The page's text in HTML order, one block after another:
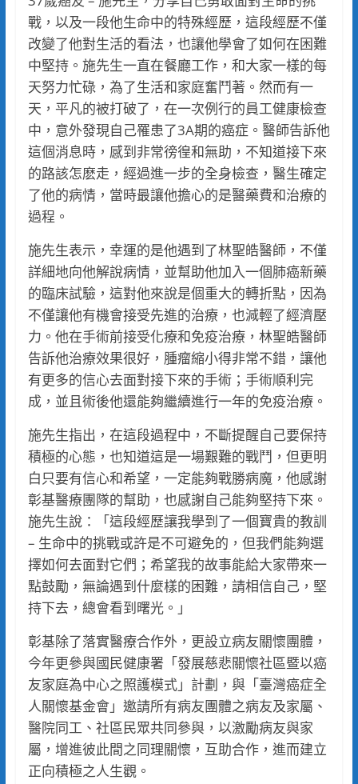
戰，以及一段他生命中的特殊經歷，這段經歷不僅
改變了他對生活的看法，也讓他學會了如何在困難
中堅持。施先生一直在餐廳工作，和大家一樣的每
天努力忙碌，為了生活和家庭奮鬥著。然而有一
天，平凡的被打破了，在一次例行的員工健康檢查
中，意外發現自己罹患了3A期的癌症。醫師告訴他
這個消息時，感到非常徬徨和無助，不知道接下來
的路該怎麽走，經過進一步的全身檢查，醫生確定
了他的病情，當時最讓他擔心的是醫藥費和治療的
過程。
施先生表示，幸運的是他遇到了林聖皓醫師，不僅
詳細地向他解說病情，並幫助他加入一個肺癌新藥
的臨床試驗，這對他來說是個重大的轉折點，因為
不僅讓他有機會接受先進的治療，也減輕了經濟壓
力。他在手術前接受化療和免疫治療，林聖皓醫師
告訴他治療效果很好，腫瘤縮小得非常不錯，讓他
有更多的信心去面對接下來的手術；手術順利完
成，並且術後他還能夠繼續進行一年的免疫治療。
施先生指出，在這段過程中，不斷提醒自己要保持
積極的心態，也知道這是一場艱難的戰鬥，但更明
白只要有信心和希望，一定能夠戰勝病魔，他感謝
彰基醫療團隊的幫助，也感謝自己能夠堅持下來。
施先生說：「這段經歷讓我學到了一個寶貴的教訓
– 生命中的挑戰或許是不可避免的，但我們能夠選
擇如何去面對它們；希望我的故事能給大家帶來一
點鼓勵，無論遇到什麼樣的困難，請相信自己，堅
持下去，總會看到曙光。」
彰基除了落實醫療合作外，更設立病友關懷團體，
今年更參與國民健康署「發展慈悲關懷社區暨以癌
友家庭為中心之照護模式」計劃，與「臺灣癌症全
人關懷基金會」邀請所有病友團體之病友及家屬、
醫院同工、社區民眾共同參與，以激勵病友與家
屬，增進彼此間之同理關懷，互助合作，進而建立
正向積極之人生觀。